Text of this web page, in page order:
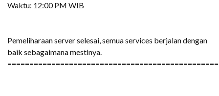
Waktu: 12:00 PM WIB
Pemeliharaan server selesai, semua services berjalan dengan
baik sebagaimana mestinya.